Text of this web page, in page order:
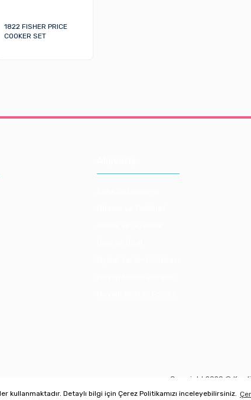
Detaylı bilgi için Çerez Politikamızı inceleyebilirsiniz.
1822 FISHER PRICE
COOKER SET
Copyright 2020 © Kredi